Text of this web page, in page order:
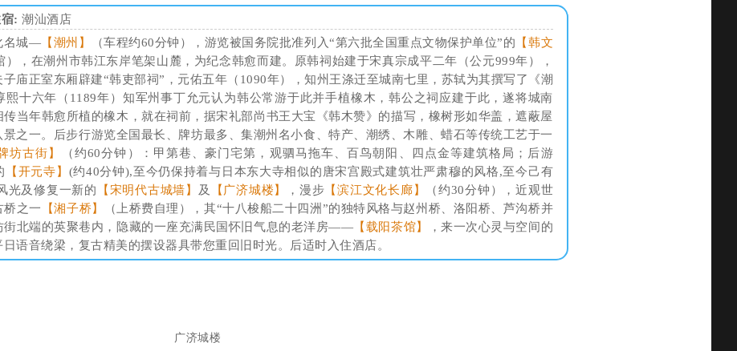
: 潮汕酒店
名城— 【潮州】 （车程约60分钟），游览被国务院批准列入“第六批全国重点文物保护单位”的 【韩文
），在潮州市韩江东岸笔架山麓，为纪念韩愈而建。原韩祠始建于宋真宗成平二年（公元999年），
庙正室东厢辟建“韩吏部祠”，元佑五年（1090年），知州王涤迁至城南七里，苏轼为其撰写了《潮
熙十六年（1189年）知军州事丁允元认为韩公常游于此并手植橡木，韩公之祠应建于此，遂将城南
当年韩愈所植的橡木，就在祠前，据宋礼部尚书王大宝《韩木赞》的描写，橡树形如华盖，遮蔽屋
之一。后步行游览全国最长、牌坊最多、集潮州名小食、特产、潮绣、木雕、蜡石等传统工艺于一
坊古街】
（约60分钟）：甲第巷、豪门宅第，观驷马拖车、百鸟朝阳、四点金等建筑格局；后游
【开元寺】 (约40分钟),至今仍保持着与日本东大寺相似的唐宋宫殿式建筑壮严肃穆的风格,至今己有
光及修复一新的
【宋明代古城墙】 及 【广济城楼】 ，漫步 【滨江文化长廊】
（约30分钟），近观世
桥之一
【湘子桥】
（上桥费自理），其“十八梭船二十四洲”的独特风格与赵州桥、洛阳桥、芦沟桥并
街北端的英聚巷内，隐藏的一座充满民国怀旧气息的老洋房—— 【载阳茶馆】
，来一次心灵与空间的
语音绕梁，复古精美的摆设器具带您重回旧时光。后适时入住酒店。
广济城楼